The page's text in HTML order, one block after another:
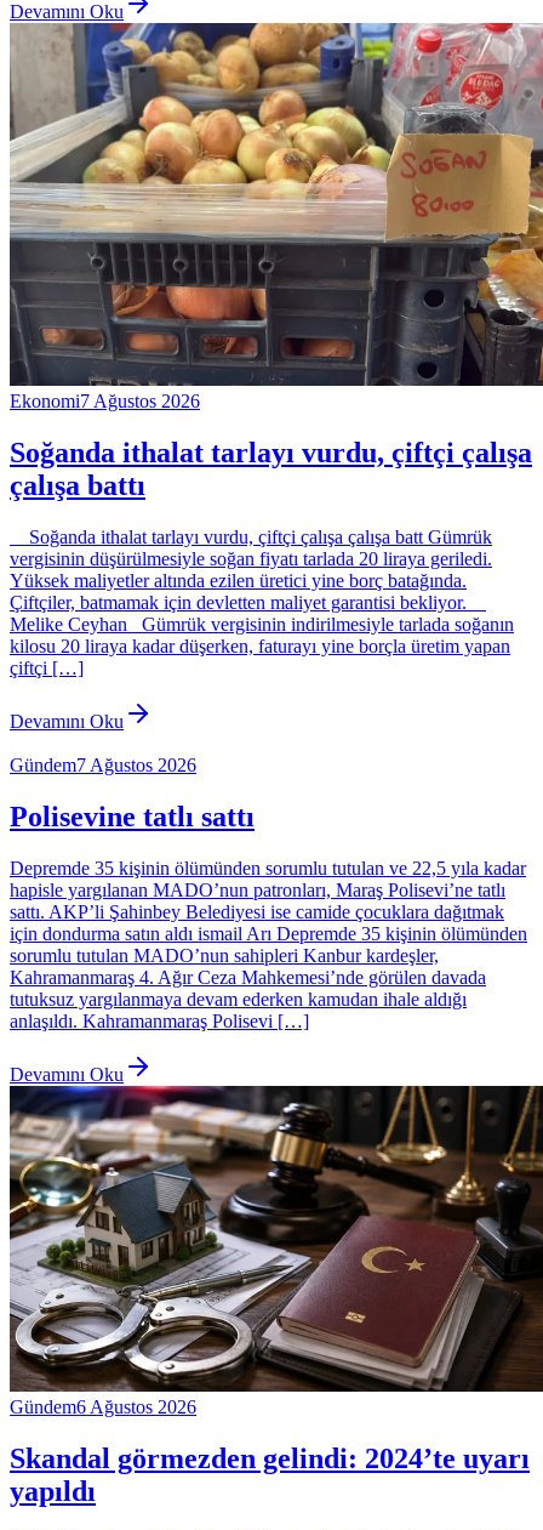
Devamını Oku
Ekonomi7 Ağustos 2026
Soğanda ithalat tarlayı vurdu, çiftçi çalışa
çalışa battı
Soğanda ithalat tarlayı vurdu, çiftçi çalışa çalışa batt Gümrük
vergisinin düşürülmesiyle soğan fiyatı tarlada 20 liraya geriledi.
Yüksek maliyetler altında ezilen üretici yine borç batağında.
Çiftçiler, batmamak için devletten maliyet garantisi bekliyor.
Melike Ceyhan Gümrük vergisinin indirilmesiyle tarlada soğanın
kilosu 20 liraya kadar düşerken, faturayı yine borçla üretim yapan
çiftçi […]
Devamını Oku
Gündem7 Ağustos 2026
Polisevine tatlı sattı
Depremde 35 kişinin ölümünden sorumlu tutulan ve 22,5 yıla kadar
hapisle yargılanan MADO’nun patronları, Maraş Polisevi’ne tatlı
sattı. AKP’li Şahinbey Belediyesi ise camide çocuklara dağıtmak
için dondurma satın aldı ismail Arı Depremde 35 kişinin ölümünden
sorumlu tutulan MADO’nun sahipleri Kanbur kardeşler,
Kahramanmaraş 4. Ağır Ceza Mahkemesi’nde görülen davada
tutuksuz yargılanmaya devam ederken kamudan ihale aldığı
anlaşıldı. Kahramanmaraş Polisevi […]
Devamını Oku
Gündem6 Ağustos 2026
Skandal görmezden gelindi: 2024’te uyarı
yapıldı